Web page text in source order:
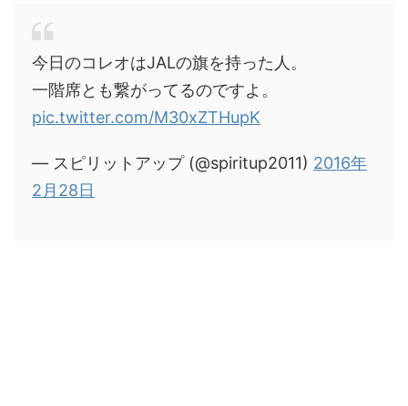
今日のコレオはJALの旗を持った人。
一階席とも繋がってるのですよ。
pic.twitter.com/M30xZTHupK
— スピリットアップ (@spiritup2011) 2016年
2月28日